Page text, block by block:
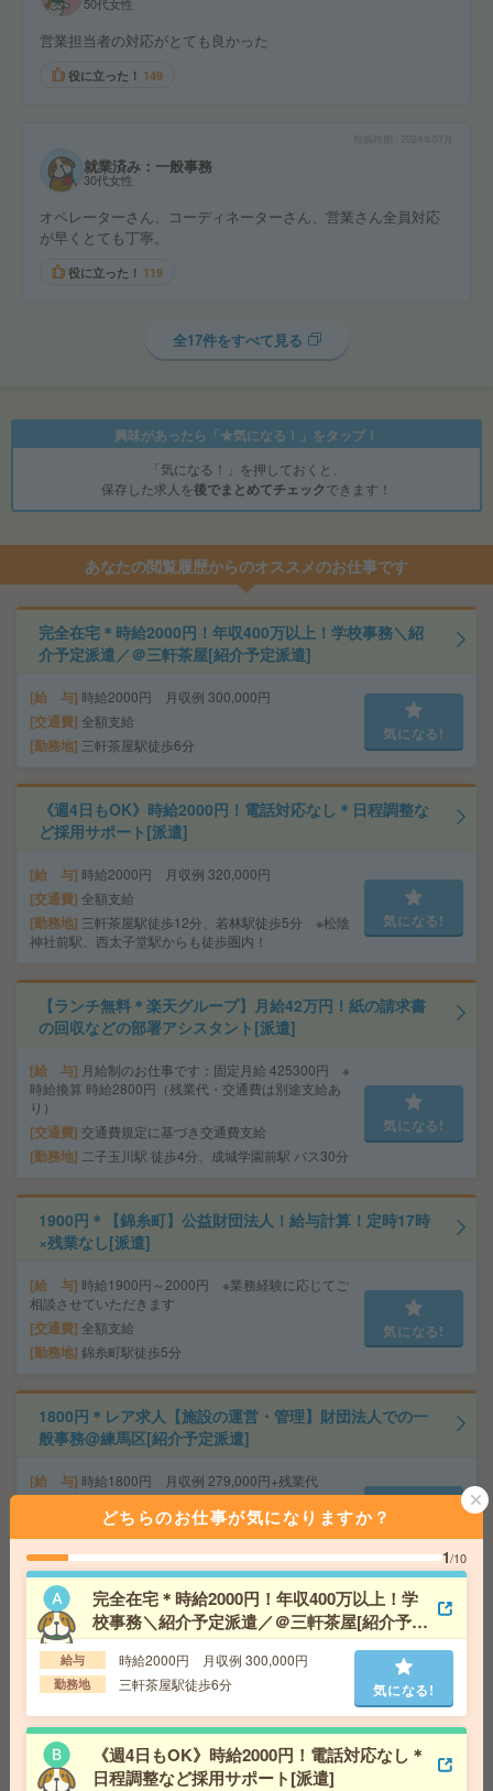
営業担当者の対応がとても良かった
役に立った！ 149
2024年07月
就業済み：一般事務
30代女性
オペレーターさん、コーディネーターさん、営業さん全員対応
が早くとても丁寧。
役に立った！ 119
全17件をすべて見る
興味があったら「★気になる！」をタップ！
「気になる！」を押しておくと、
保存した求人を後でまとめてチェックできます！
あなたの閲覧履歴からのオススメのお仕事です
完全在宅＊時給2000円！年収400万以上！学校事務＼紹
介予定派遣／＠三軒茶屋[紹介予定派遣]
給 与 時給2000円 月収例 300,000円
交通費 全額支給
勤務地 三軒茶屋駅徒歩6分
気になる!
《週4日もOK》時給2000円！電話対応なし＊日程調整な
ど採用サポート[派遣]
給 与 時給2000円 月収例 320,000円
交通費 全額支給
勤務地 三軒茶屋駅徒歩12分、若林駅徒歩5分 ※松陰
神社前駅、西太子堂駅からも徒歩圏内！
気になる!
【ランチ無料＊楽天グループ】月給42万円！紙の請求書
の回収などの部署アシスタント[派遣]
給 与 月給制のお仕事です：固定月給 425300円 ※
時給換算 時給2800円（残業代・交通費は別途支給あ
り）
交通費 交通費規定に基づき交通費支給
勤務地 二子玉川駅 徒歩4分、成城学園前駅 バス30分
気になる!
1900円＊【錦糸町】公益財団法人！給与計算！定時17時
×残業なし[派遣]
給 与 時給1900円～2000円 ※業務経験に応じてご
相談させていただきます
交通費 全額支給
勤務地 錦糸町駅徒歩5分
気になる!
1800円＊レア求人【施設の運営・管理】財団法人での一
般事務@練馬区[紹介予定派遣]
給 与 時給1800円 月収例 279,000円+残業代
練馬高野台駅徒歩15分 ※自転車通勤OKで
時給1750円！人気の学校勤務＊基本16時まで＊書類の封
入など学校事務！12月迄[派遣]
給 与 時給1750円＋交 【月収例】301,875円～ ■
給与の前払いが可能な速払いサービスあり
交通費 交通費支給あり
勤務地
東京都千代田区 中央・総武線各停 飯田橋駅
徒歩7分
気になる!
どちらのお仕事が気になりますか？
1/10
完全在宅＊時給2000円！年収400万以上！学
校事務＼紹介予定派遣／＠三軒茶屋[紹介予定
派遣]
給与 時給2000円 月収例 300,000円
勤務地 三軒茶屋駅徒歩6分 気になる!
《週4日もOK》時給2000円！電話対応なし＊
日程調整など採用サポート[派遣]